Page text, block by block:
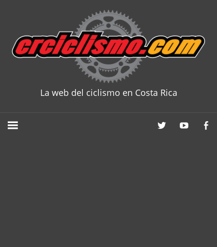
content
La web del ciclismo en Costa Rica